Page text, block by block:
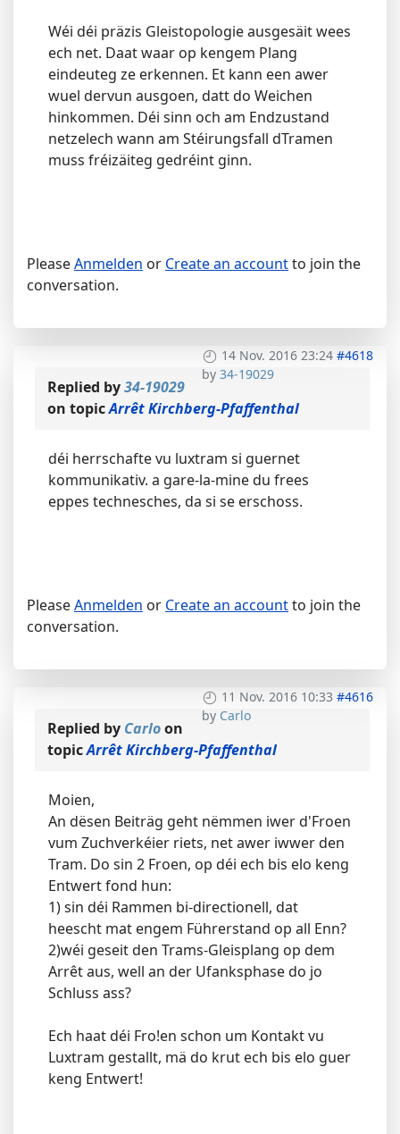
Wéi déi präzis Gleistopologie ausgesäit wees
ech net. Daat waar op kengem Plang
eindeuteg ze erkennen. Et kann een awer
wuel dervun ausgoen, datt do Weichen
hinkommen. Déi sinn och am Endzustand
netzelech wann am Stéirungsfall dTramen
muss fréizäiteg gedréint ginn.
PleaseAnmelden or Create an accountto join the
conversation.
14 Nov. 2016 23:24 #4618
by 34-19029
Replied by34-19029
on topicArrêt Kirchberg-Pfaffenthal
déi herrschafte vu luxtram si guernet
kommunikativ. a gare-la-mine du frees
eppes technesches, da si se erschoss.
PleaseAnmelden or Create an accountto join the
conversation.
11 Nov. 2016 10:33 #4616
by Carlo
Replied by Carloon
topicArrêt Kirchberg-Pfaffenthal
Moien,
An dësen Beiträg geht nëmmen iwer d'Froen
vum Zuchverkéier riets, net awer iwwer den
Tram. Do sin 2 Froen, op déi ech bis elo keng
Entwert fond hun:
1) sin déi Rammen bi-directionell, dat
heescht mat engem Führerstand op all Enn?
2)wéi geseit den Trams-Gleisplang op dem
Arrêt aus, well an der Ufanksphase do jo
Schluss ass?
Ech haat déi Fro!en schon um Kontakt vu
Luxtram gestallt, mä do krut ech bis elo guer
keng Entwert!